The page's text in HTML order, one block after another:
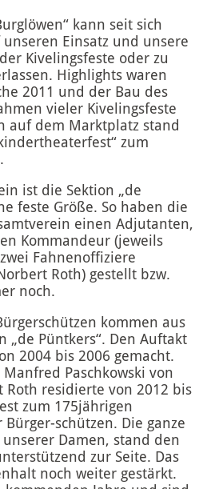
kann seit sich
Einsatz und unsere
Kivelingsfeste oder zu
Highlights waren
2011 und der Bau des
vieler Kivelingsfeste
auf dem Marktplatz stand
zum
ist die Sektion „de
feste Größe. So haben die
einen Adjutanten,
Kommandeur (jeweils
Fahnenoffiziere
Roth) gestellt bzw.
noch.
kommen aus
„de Püntkers“. Den Auftakt
2004 bis 2006 gemacht.
Paschkowski von
Roth residierte von 2012 bis
zum 175jährigen
schützen. Die ganze
Damen, stand den
zur Seite. Das
noch weiter gestärkt.